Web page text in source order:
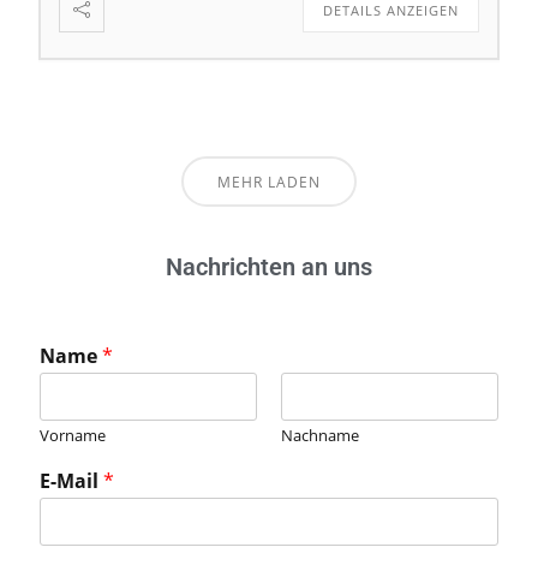
DETAILS ANZEIGEN
MEHR LADEN
Nachrichten an uns
Name*
Vorname Nachname
E-Mail*